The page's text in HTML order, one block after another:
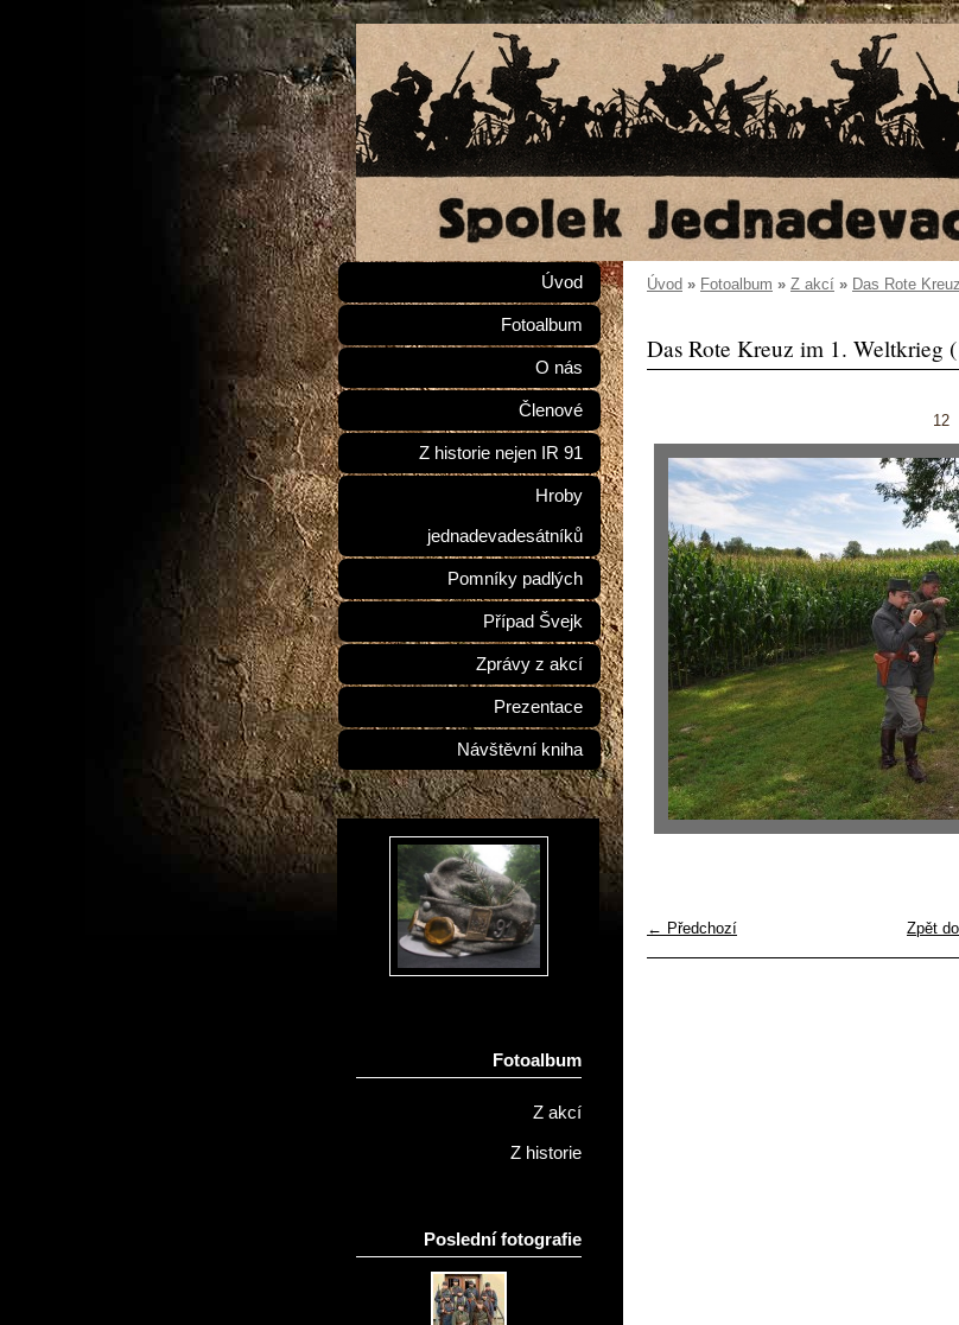
Úvod » Fotoalbum » Z akcí » Das Rote
Das Rote Kreuz im 1. Weltkrieg
12
← Předchozí Zpět
Úvod
Fotoalbum
O nás
Členové
Z historie nejen IR 91
Hroby
jednadevadesátníků
Pomníky padlých
Případ Švejk
Zprávy z akcí
Prezentace
Návštěvní kniha
Fotoalbum
Z akcí
Z historie
Poslední fotografie